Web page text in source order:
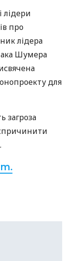
лідери
про
лідера
Шумера
для
загроза